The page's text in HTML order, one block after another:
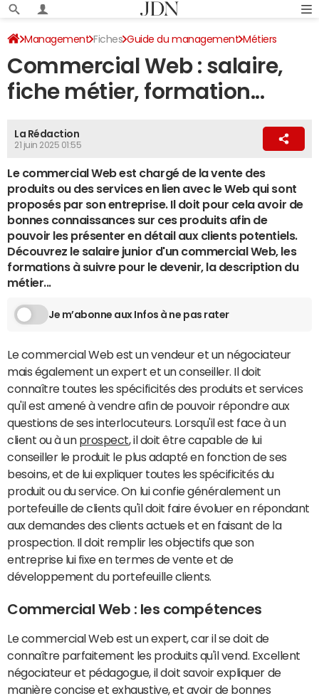
Management Fiches Guide du management Métiers
Métiers du web
Commercial Web : salaire,
fiche métier, formation...
La Rédaction
21 juin 2025 01:55
Le commercial Web est chargé de la vente des
produits ou des services en lien avec le Web qui sont
proposés par son entreprise. Il doit pour cela avoir de
bonnes connaissances sur ces produits afin de
pouvoir les présenter en détail aux clients potentiels.
Découvrez le salaire junior d'un commercial Web, les
formations à suivre pour le devenir, la description du
métier...
Je m’abonne aux Infos à ne pas rater
Le commercial Web est un vendeur et un négociateur
mais également un expert et un conseiller. Il doit
connaître toutes les spécificités des produits et services
qu'il est amené à vendre afin de pouvoir répondre aux
questions de ses interlocuteurs. Lorsqu'il est face à un
client ou à un prospect, il doit être capable de lui
conseiller le produit le plus adapté en fonction de ses
besoins, et de lui expliquer toutes les spécificités du
produit ou du service. On lui confie généralement un
portefeuille de clients qu'il doit faire évoluer en répondant
aux demandes des clients actuels et en faisant de la
prospection. Il doit remplir les objectifs que son
entreprise lui fixe en termes de vente et de
développement du portefeuille clients.
Commercial Web : les compétences
Le commercial Web est un expert, car il se doit de
connaître parfaitement les produits qu'il vend. Excellent
négociateur et pédagogue, il doit savoir expliquer de
manière concise et exhaustive, et avoir de bonnes